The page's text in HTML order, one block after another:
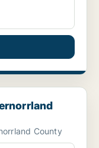
Västernorrland County